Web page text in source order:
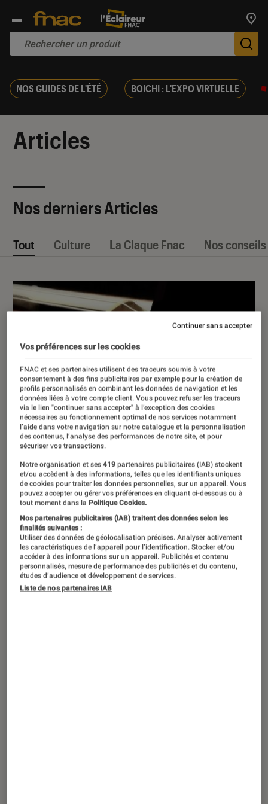
NOS GUIDES DE L'ÉTÉ BOICHI : L'EXPO VIRTUELLE
Articles
Nos derniers Articles
Tout Culture La Claque Fnac Nos conseils
Âme brisée d’Akira Mizubayashi : la
musique de la sérénité
ARTICLE
Livres / BD • 04 juin 2020
Vos préférences sur les cookies
FNAC et ses partenaires utilisent des traceurs soumis à votre
consentement à des fins publicitaires par exemple pour la création de
profils personnalisés en combinant les données de navigation et les
données liées à votre compte client. Vous pouvez refuser les traceurs
via le lien "continuer sans accepter" à l’exception des cookies
nécessaires au fonctionnement optimal de nos services notamment
l’aide dans votre navigation sur notre catalogue et la personnalisation
des contenus, l’analyse des performances de notre site, et pour
sécuriser vos transactions.
Notre organisation et ses419 partenaires publicitaires (IAB) stockent
et/ou accèdent à des informations, telles que les identifiants uniques
de cookies pour traiter les données personnelles, sur un appareil. Vous
pouvez accepter ou gérer vos préférences en cliquant ci-dessous ou à
tout moment dans la Politique Cookies.
Nos partenaires publicitaires (IAB) traitent des données selon les
finalités suivantes :
Utiliser des données de géolocalisation précises. Analyser activement
les caractéristiques de l’appareil pour l’identification. Stocker et/ou
accéder à des informations sur un appareil. Publicités et contenu
personnalisés, mesure de performance des publicités et du contenu,
études d’audience et développement de services.
Liste de nos partenaires IAB
Continuer sans accepter